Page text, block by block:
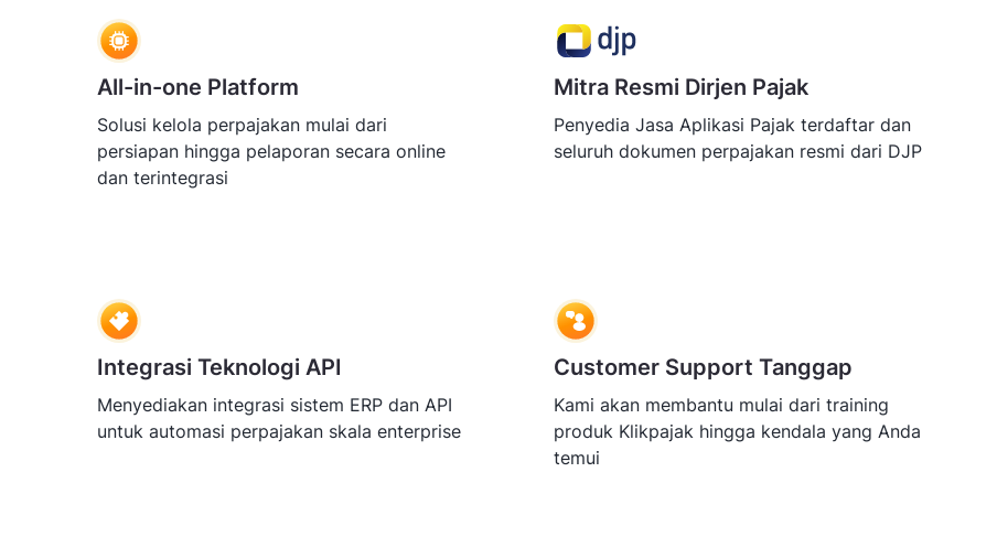
All-in-one Platform
Solusi kelola perpajakan mulai dari
persiapan hingga pelaporan secara online
dan terintegrasi
Mitra Resmi Dirjen Pajak
Penyedia Jasa Aplikasi Pajak terdaftar dan
seluruh dokumen perpajakan resmi dari DJP
Integrasi Teknologi API
Menyediakan integrasi sistem ERP dan API
untuk automasi perpajakan skala enterprise
Customer Support Tanggap
Kami akan membantu mulai dari training
produk Klikpajak hingga kendala yang Anda
temui